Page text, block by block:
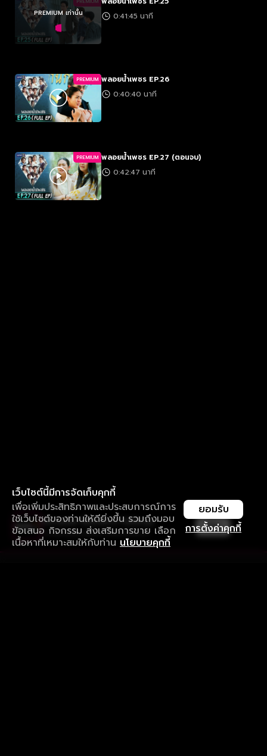
PREMIUM เท่านั้น
0:41:45 นาที
PREMIUM พลอยน้ำเพชร EP.26
0:40:40 นาที
PREMIUM พลอยน้ำเพชร EP.27 (ตอนจบ)
0:42:47 นาที
เว็บไซต์นี้มีการจัดเก็บคุกกี้
เพื่อเพิ่มประสิทธิภาพและประสบการณ์การ
ใช้เว็บไซต์ของท่านให้ดียิ่งขึ้น รวมถึงมอบ
ข้อเสนอ กิจกรรม ส่งเสริมการขาย เลือก
เนื้อหาที่เหมาะสมให้กับท่าน นโยบายคุกกี้
การตั้งค่าคุกกี้
ยอมรับ
ใช้งานแอป ลื่นไหลกว่า ไม่มีสะดุด
ดาวน์โหลดแอปเพื่อการรับชมที่ดีกว่า เปิด